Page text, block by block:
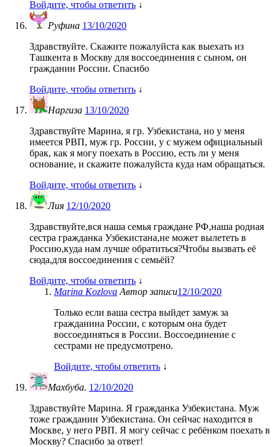
Войдите, чтобы ответить ↓
Руфина 13/10/2020
Здравствуйте. Скажите пожалуйста как выехать из
Ташкента в Москву для воссоединения с сыном, он
гражданин России. Спасибо
Войдите, чтобы ответить ↓
Наргиза 13/10/2020
Здравствуйте Марина, я гр. Узбекистана, но у меня
имеется РВП, муж гр. России, у с мужем официальный
брак, как я могу поехать в Россию, есть ли у меня
основание, и скажите пожалуйста куда нам обращаться.
Войдите, чтобы ответить ↓
Лия 12/10/2020
Здравствуйте,вся наша семья граждане РФ,наша родная
сестра гражданка Узбекистана,не может вылететь в
Россию,куда нам лучше обратиться?Чтобы вызвать её
сюда,для воссоединения с семьёй?
Войдите, чтобы ответить ↓
Marina Kozlova Автор записи12/10/2020
Только если ваша сестра выйдет замуж за
гражданина России, с которым она будет
воссоединяться в России. Воссоединение с
сестрами не предусмотрено.
Войдите, чтобы ответить ↓
Махбуба. 12/10/2020
Здравствуйте Марина. Я гражданка Узбекистана. Муж
тоже гражданин Узбекистана. Он сейчас находится в
Москве, у него РВП. Я могу сейчас с ребёнком поехать в
Москву? Спасибо за ответ!